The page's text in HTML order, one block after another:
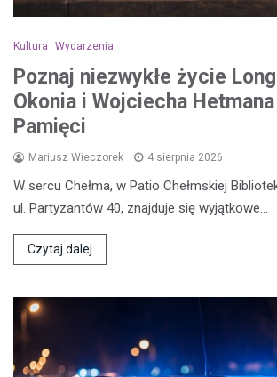
Kultura Wydarzenia
Poznaj niezwykłe życie
Okonia i Wojciecha
Pamięci
Mariusz Wieczorek 4 sierpnia 2026
W sercu Chełma, w Patio Chełmskiej
ul. Partyzantów 40, znajduje się wyjątkowe…
Czytaj dalej